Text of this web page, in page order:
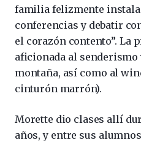
familia felizmente
conferencias y debatir
el corazón contento”. La
aficionada al senderismo
montaña, así como al
cinturón marrón).
Morette dio clases allí
años, y entre sus